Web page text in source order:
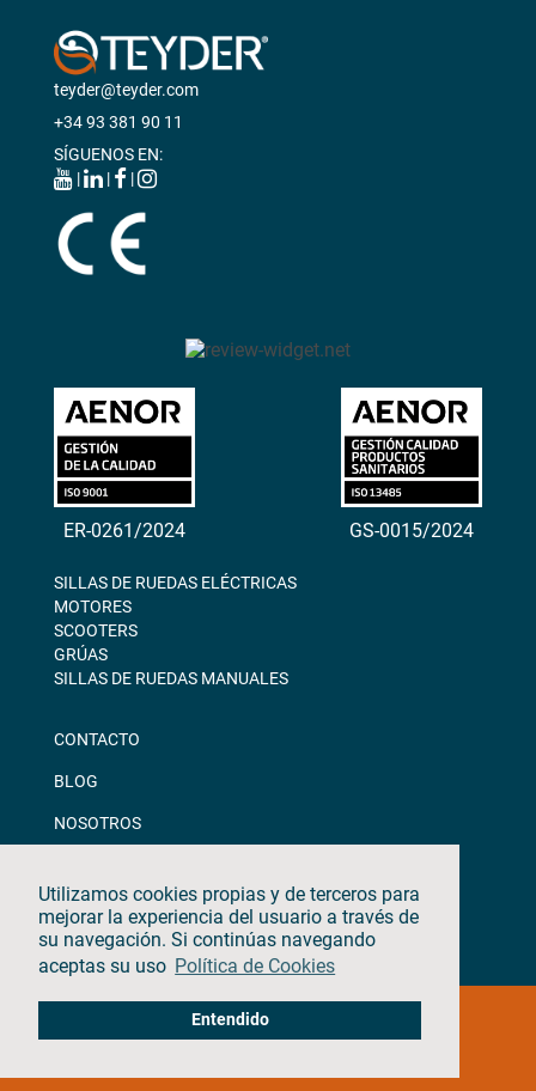
Utilizamos cookies propias y de terceros para
mejorar la experiencia del usuario a través de
su navegación. Si continúas navegando
aceptas su uso Política de Cookies
Entendido
teyder@teyder.com
+34 93 381 90 11
SÍGUENOS EN:
|
| |
ER-0261/2024 GS-0015/2024
SILLAS DE RUEDAS ELÉCTRICAS
MOTORES
SCOOTERS
GRÚAS
SILLAS DE RUEDAS MANUALES
CONTACTO
BLOG
NOSOTROS
CANAL ÉTICO
©2026 · TEYDER · Todos los derechos reservados
Aviso Legal & Política de Privacidad| Política de Cookies